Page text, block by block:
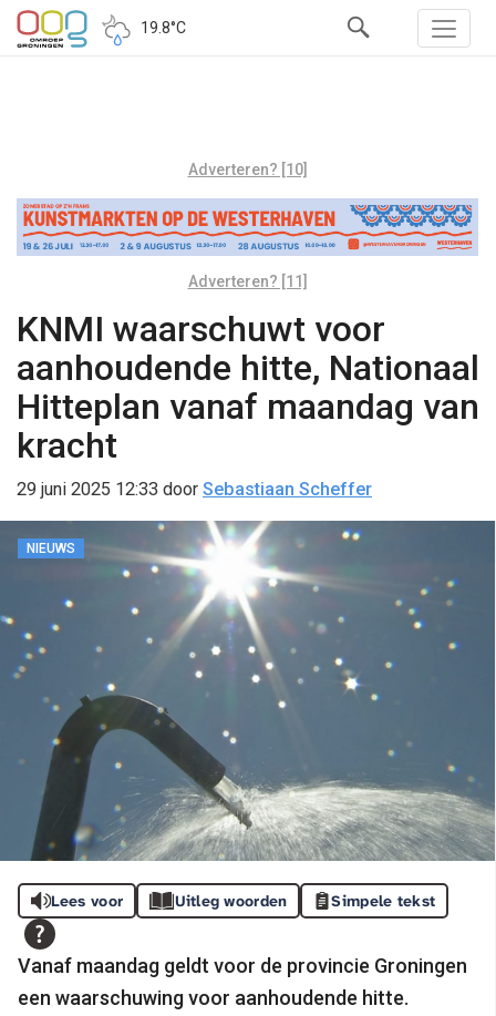
19.8°C
Adverteren? [10]
Adverteren? [11]
KNMI waarschuwt voor
aanhoudende hitte, Nationaal
Hitteplan vanaf maandag van
kracht
29 juni 2025 12:33 door Sebastiaan Scheffer
NIEUWS
Lees voor Uitleg woorden Simpele tekst
Vanaf maandag geldt voor de provincie Groningen
een waarschuwing voor aanhoudende hitte.